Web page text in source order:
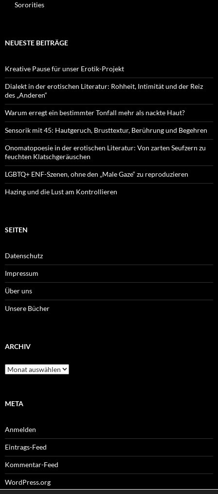
Sororities
NEUESTE BEITRÄGE
Kreative Pause für unser Erotik-Projekt
Dialekt in der erotischen Literatur: Rohheit, Intimität und der Reiz
des „Anderen“
Warum erregt ein bestimmter Tonfall mehr als nackte Haut?
Sensorik mit 45: Hautgeruch, Brusttextur, Berührung und Begehren
Onomatopoesie in der erotischen Literatur: Von zarten Seufzern zu
feuchten Klatschgeräuschen
LGBTQ+ ENF-Szenen, ohne den „Male Gaze“ zu reproduzieren
Hazing und die Lust am Kontrollieren
SEITEN
Datenschutz
Impressum
Über uns
Unsere Bücher
ARCHIV
Archiv
META
Anmelden
Eintrags-Feed
Kommentar-Feed
WordPress.org